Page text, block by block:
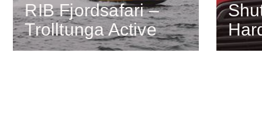
RIB Fjordsafari –
Trolltunga Active